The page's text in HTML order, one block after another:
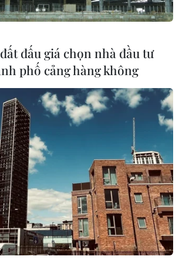
tiêu giảm phát
vào năm 2030
quét các đảo miền
bay Okinawa
báo nắng nóng
Bắc Bộ và Trung
đấu giá chọn nhà đầu tư
phố cảng hàng không